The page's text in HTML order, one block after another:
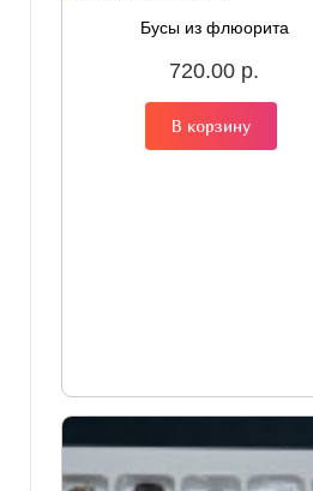
Бусы из флюорита
720.00 р.
В корзину